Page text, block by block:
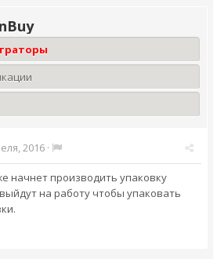
2016 ·
начнет производить упаковку
на работу чтобы упаковать